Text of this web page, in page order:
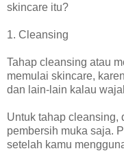
skincare itu?
1. Cleansing
Tahap cleansing atau
memulai skincare,
dan lain-lain kalau
Untuk tahap cleansing,
pembersih muka saja.
setelah kamu